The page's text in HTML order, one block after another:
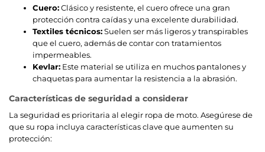
Cuero:Clásico y resistente, el cuero ofrece una gran
protección contra caídas y una excelente durabilidad.
Textiles técnicos:Suelen ser más ligeros y transpirables
que el cuero, además de contar con tratamientos
impermeables.
Kevlar: Este material se utiliza en muchos pantalones y
chaquetas para aumentar la resistencia a la abrasión.
Características de seguridad a considerar
La seguridad es prioritaria al elegir ropa de moto. Asegúrese de
que su ropa incluya características clave que aumenten su
protección: